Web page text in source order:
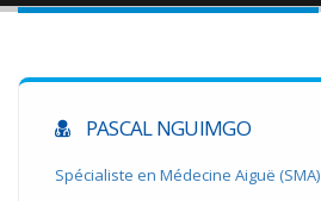
PASCAL NGUIMGO
Spécialiste en Médecine Aiguë (SMA)